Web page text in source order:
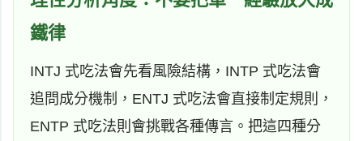
鐵律
INTJ 式吃法會先看風險結構，INTP 式吃法會
追問成分機制，ENTJ 式吃法會直接制定規則，
ENTP 式吃法則會挑戰各種傳言。把這四種分